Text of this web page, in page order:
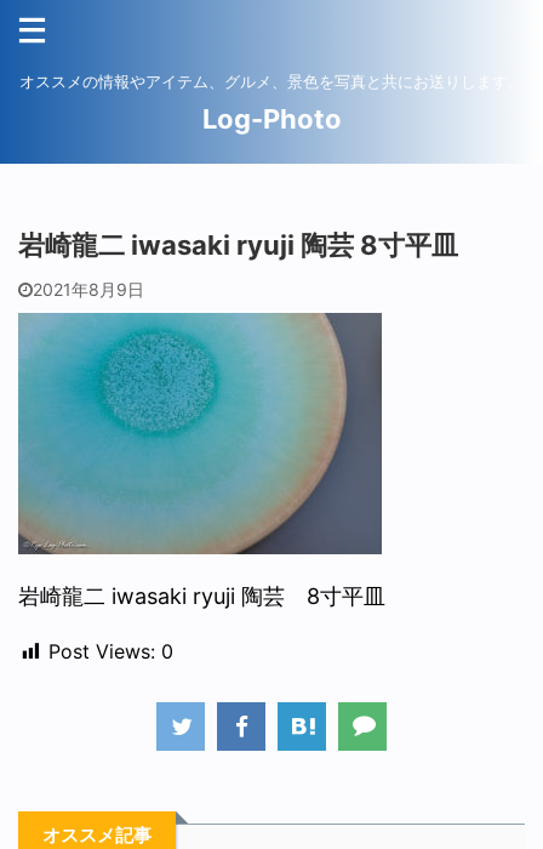
オススメの情報やアイテム、グルメ、景色を写真と共にお送りします。
Log-Photo
岩崎龍二 iwasaki ryuji 陶芸 8寸平皿
2021年8月9日
岩崎龍二 iwasaki ryuji 陶芸 8寸平皿
Post Views: 0
オススメ記事